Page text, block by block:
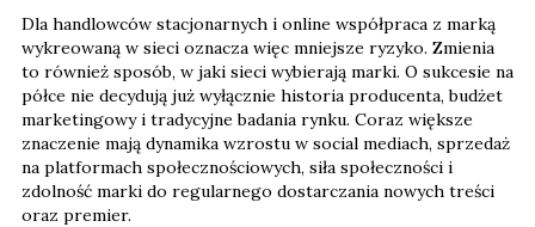
Dla handlowców stacjonarnych i online współpraca z marką
wykreowaną w sieci oznacza więc mniejsze ryzyko. Zmienia
to również sposób, w jaki sieci wybierają marki. O sukcesie na
półce nie decydują już wyłącznie historia producenta, budżet
marketingowy i tradycyjne badania rynku. Coraz większe
znaczenie mają dynamika wzrostu w social mediach, sprzedaż
na platformach społecznościowych, siła społeczności i
zdolność marki do regularnego dostarczania nowych treści
oraz premier.